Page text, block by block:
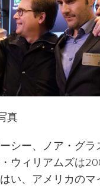
真
シー、ノア・グ
ウィリアムズは
い、アメリカのマ